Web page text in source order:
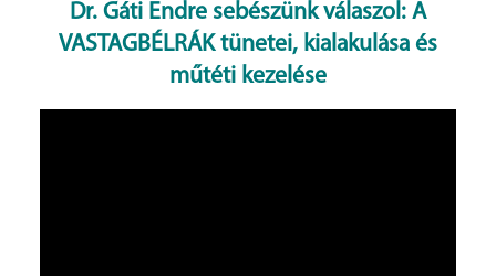
Dr. Gáti Endre sebészünk válaszol: A
VASTAGBÉLRÁK tünetei, kialakulása és
műtéti kezelése